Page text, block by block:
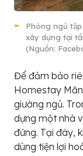
Phòng ngủ
xây dựng tại
(Nguồn:
Để đảm bảo
Homestay
giường ngủ.
dựng một nhà
đứng. Tại đây,
dùng tiện lợi